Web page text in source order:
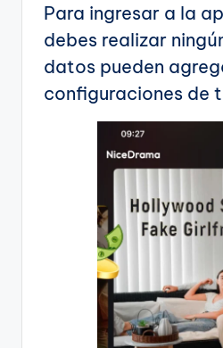
Para ingresar a la
debes realizar
datos pueden
configuraciones de